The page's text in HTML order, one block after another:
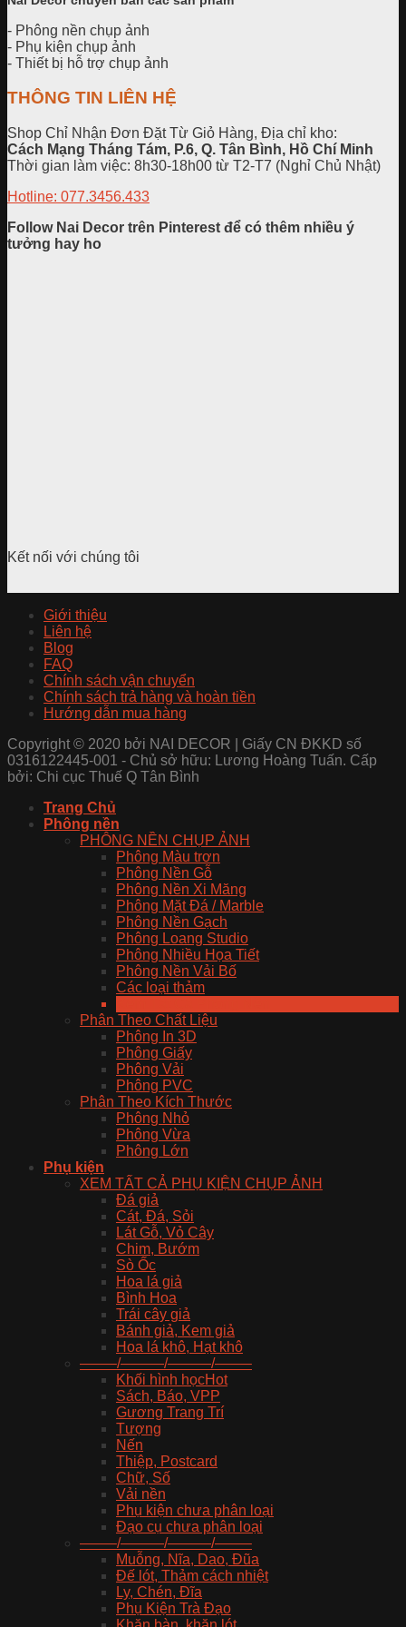
- Phông nền chụp ảnh
- Phụ kiện chụp ảnh
- Thiết bị hỗ trợ chụp ảnh
THÔNG TIN LIÊN HỆ
Shop Chỉ Nhận Đơn Đặt Từ Giỏ Hàng, Địa chỉ kho:
Cách Mạng Tháng Tám, P.6, Q. Tân Bình, Hồ Chí Minh
Thời gian làm việc: 8h30-18h00 từ T2-T7 (Nghỉ Chủ Nhật)
Hotline: 077.3456.433
Follow Nai Decor trên Pinterest để có thêm nhiều ý
tưởng hay ho
Kết nối với chúng tôi
Giới thiệu
Liên hệ
Blog
FAQ
Chính sách vận chuyển
Chính sách trả hàng và hoàn tiền
Hướng dẫn mua hàng
Copyright © 2020 bởi NAI DECOR | Giấy CN ĐKKD số
0316122445-001 - Chủ sở hữu: Lương Hoàng Tuấn. Cấp
bởi: Chi cục Thuế Q Tân Bình
Trang Chủ
Phông nền
PHÔNG NỀN CHỤP ẢNH
Phông Màu trơn
Phông Nền Gỗ
Phông Nền Xi Măng
Phông Mặt Đá / Marble
Phông Nền Gạch
Phông Loang Studio
Phông Nhiều Họa Tiết
Phông Nền Vải Bố
Các loại thảm
Phân Theo Chất Liệu
Phông In 3D
Phông Giấy
Phông Vải
Phông PVC
Phân Theo Kích Thước
Phông Nhỏ
Phông Vừa
Phông Lớn
Phụ kiện
XEM TẤT CẢ PHỤ KIỆN CHỤP ẢNH
Đá giả
Cát, Đá, Sỏi
Lát Gỗ, Vỏ Cây
Chim, Bướm
Sò Ốc
Hoa lá giả
Bình Hoa
Trái cây giả
Bánh giả, Kem giả
Hoa lá khô, Hạt khô
——–/———/———/——–
Khối hình học
Sách, Báo, VPP
Gương Trang Trí
Tượng
Nến
Thiệp, Postcard
Chữ, Số
Vải nền
Phụ kiện chưa phân loại
Đạo cụ chưa phân loại
——–/———/———/——–
Muỗng, Nĩa, Dao, Đũa
Đế lót, Thảm cách nhiệt
Ly, Chén, Đĩa
Phụ Kiện Trà Đạo